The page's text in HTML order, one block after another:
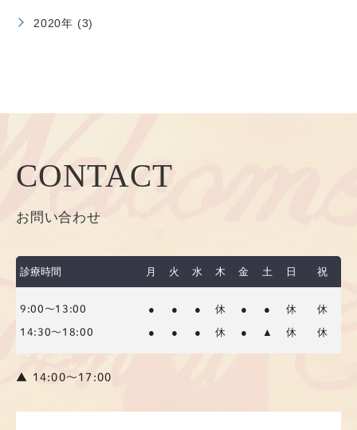
2020年 (3)
CONTACT
お問い合わせ
診療時間 月 火 水 木 金 土 日 祝
9:00～13:00 ● ● ● 休 ● ● 休 休
14:30～18:00 ● ● ● 休 ● ▲ 休 休
▲ 14:00〜17:00